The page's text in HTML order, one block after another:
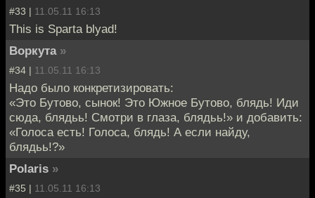
#33 | 11.05.11 16:13
This is Sparta blyad!
Воркута »
#34 | 11.05.11 16:13
Надо было конкретизировать:
«Это Бутово, сынок! Это Южное Бутово, блядь! Иди
сюда, блядьь! Смотри в глаза, блядьь!» и добавить:
«Голоса есть! Голоса, блядь! А если найду,
блядьь!?»
Polaris »
#35 | 11.05.11 16:13